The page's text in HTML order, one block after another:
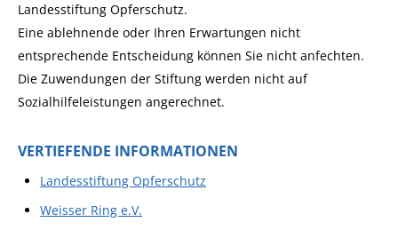
Landesstiftung Opferschutz.
Eine ablehnende oder Ihren Erwartungen nicht
entsprechende Entscheidung können Sie nicht anfechten.
Die Zuwendungen der Stiftung werden nicht auf
Sozialhilfeleistungen angerechnet.
VERTIEFENDE INFORMATIONEN
Landesstiftung Opferschutz
Weisser Ring e.V.